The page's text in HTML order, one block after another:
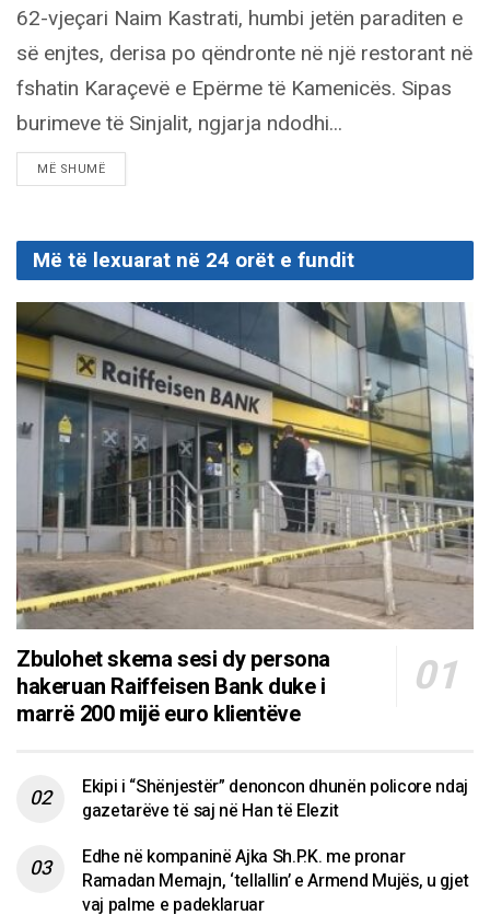
62-vjeçari Naim Kastrati, humbi jetën paraditen e
së enjtes, derisa po qëndronte në një restorant në
fshatin Karaçevë e Epërme të Kamenicës. Sipas
burimeve të Sinjalit, ngjarja ndodhi...
MË SHUMËDETAILS
Më të lexuarat në 24 orët e fundit
Zbulohet skema sesi dy persona
hakeruan Raiffeisen Bank duke i
marrë 200 mijë euro klientëve
Ekipi i “Shënjestër” denoncon dhunën policore ndaj
gazetarëve të saj në Han të Elezit
Edhe në kompaninë Ajka Sh.P.K. me pronar
Ramadan Memajn, ‘tellallin’ e Armend Mujës, u gjet
vaj palme e padeklaruar